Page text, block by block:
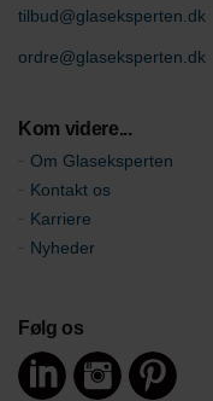
tilbud@glaseksperten.dk
ordre@glaseksperten.dk
Kom videre...
Om Glaseksperten
Kontakt os
Karriere
Nyheder
Følg os